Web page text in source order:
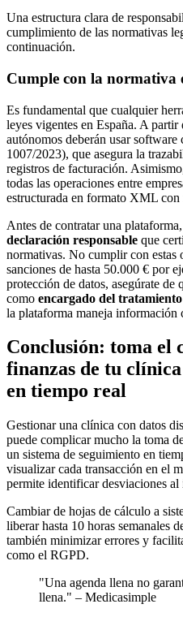
Una estructura clara de
cumplimiento de las normativas
continuación.
Cumple con la normativa
Es fundamental que cualquier
leyes vigentes en España. A
autónomos deberán usar software
1007/2023), que asegura la
registros de facturación.
todas las operaciones entre
estructurada en formato XML
Antes de contratar una
declaración responsable que
normativas. No cumplir con estas
sanciones de hasta 50.000 € por
protección de datos, asegúrate
como encargado del tratamiento
la plataforma maneja información
Conclusión: toma el
finanzas de tu
en tiempo real
Gestionar una clínica con datos
puede complicar mucho la toma
un sistema de seguimiento en
visualizar cada transacción en el
permite identificar desviaciones al
Cambiar de hojas de cálculo a
liberar hasta 10 horas semanales
también minimizar errores y
como el RGPD.
"Una agenda llena no
llena." – Medicasimple